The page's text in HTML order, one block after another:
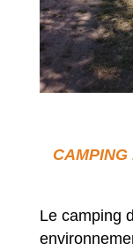
CAMPING
Le camping